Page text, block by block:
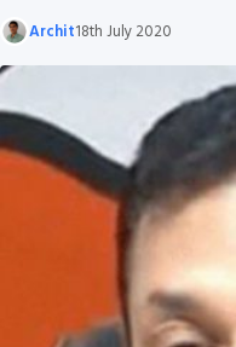
Archit18th July 2020